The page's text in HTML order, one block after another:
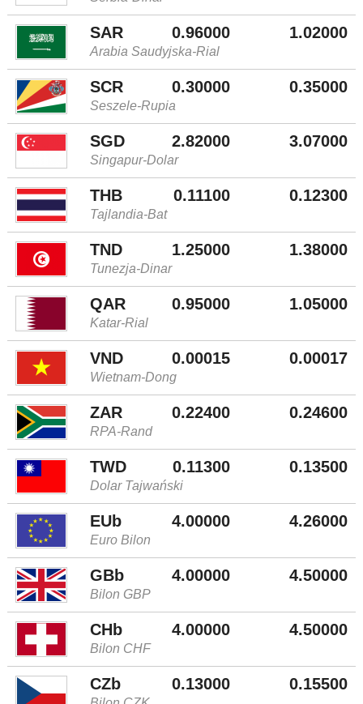
SAR 0.96000 1.02000
Arabia Saudyjska-Rial
SCR 0.30000 0.35000
Seszele-Rupia
SGD 2.82000 3.07000
Singapur-Dolar
THB 0.11100 0.12300
Tajlandia-Bat
TND 1.25000 1.38000
Tunezja-Dinar
QAR 0.95000 1.05000
Katar-Rial
VND 0.00015 0.00017
Wietnam-Dong
ZAR 0.22400 0.24600
RPA-Rand
TWD 0.11300 0.13500
Dolar Tajwański
EUb 4.00000 4.26000
Euro Bilon
GBb 4.00000 4.50000
Bilon GBP
CHb 4.00000 4.50000
Bilon CHF
CZb 0.13000 0.15500